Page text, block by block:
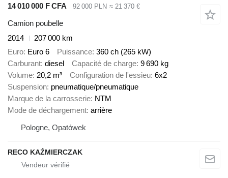
14 010 000 F CFA
92 000 PLN ≈ 21 370 €
Camion poubelle
2014
207 000 km
Euro Euro 6 Puissance 360 ch (265 kW)
Carburant diesel Capacité de charge 9 690 kg
Volume 20,2 m³ Configuration de l'essieu 6x2
Suspension pneumatique/pneumatique
Marque de la carrosserie NTM
Mode de déchargement arrière
Pologne, Opatówek
RECO KAŹMIERCZAK